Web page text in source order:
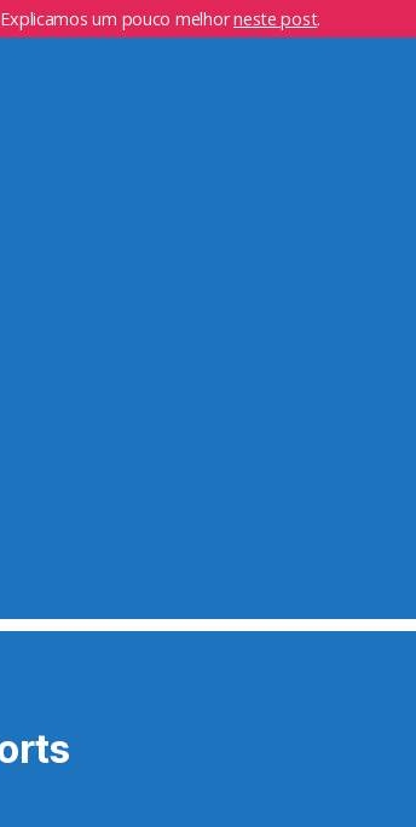
um pouco melhorneste post.